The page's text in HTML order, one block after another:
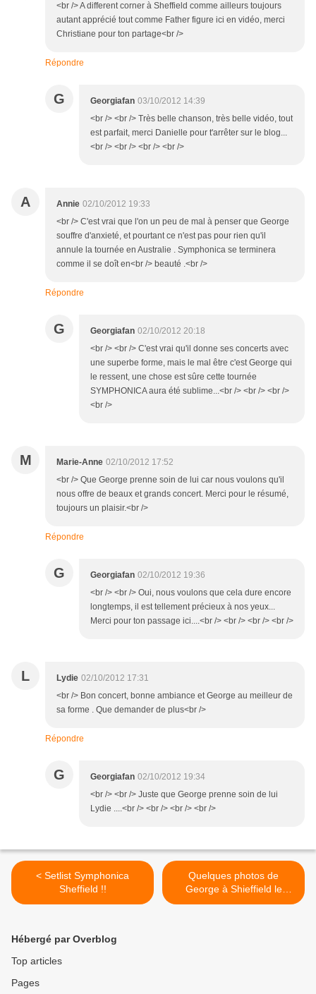
<br /> A different corner à Sheffield comme ailleurs toujours
autant apprécié tout comme Father figure ici en vidéo, merci
Christiane pour ton partage<br />
Répondre
G Georgiafan 03/10/2012 14:39
<br /> <br /> Très belle chanson, très belle vidéo, tout
est parfait, merci Danielle pour t'arrêter sur le blog...
<br /> <br /> <br /> <br />
A Annie 02/10/2012 19:33
<br /> C'est vrai que l'on un peu de mal à penser que George
souffre d'anxieté, et pourtant ce n'est pas pour rien qu'il
annule la tournée en Australie . Symphonica se terminera
comme il se doît en<br /> beauté .<br />
Répondre
G Georgiafan 02/10/2012 20:18
<br /> <br /> C'est vrai qu'il donne ses concerts avec
une superbe forme, mais le mal être c'est George qui
le ressent, une chose est sûre cette tournée
SYMPHONICA aura été sublime...<br /> <br /> <br />
<br />
M Marie-Anne 02/10/2012 17:52
<br /> Que George prenne soin de lui car nous voulons qu'il
nous offre de beaux et grands concert. Merci pour le résumé,
toujours un plaisir.<br />
Répondre
G Georgiafan 02/10/2012 19:36
<br /> <br /> Oui, nous voulons que cela dure encore
longtemps, il est tellement précieux à nos yeux...
Merci pour ton passage ici....<br /> <br /> <br /> <br />
L Lydie 02/10/2012 17:31
<br /> Bon concert, bonne ambiance et George au meilleur de
sa forme . Que demander de plus<br />
Répondre
G Georgiafan 02/10/2012 19:34
<br /> <br /> Juste que George prenne soin de lui
Lydie ....<br /> <br /> <br /> <br />
< Setlist Symphonica
Sheffield !!
Quelques photos de
George à Shieffield le
1/10/2012 !! >
Hébergé par Overblog
Top articles
Pages